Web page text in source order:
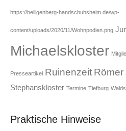
https://heiligenberg-handschuhsheim.de/wp-
content/uploads/2020/11/Wohnpodien.png
Michaelskloster
Presseartikel Ruinenzeit Römer
Stephanskloster Termine Tiefburg
Praktische Hinweise